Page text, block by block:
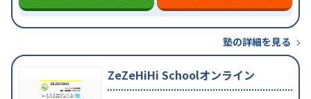
塾の詳細を見る
ZeZeHiHi Schoolオンライン